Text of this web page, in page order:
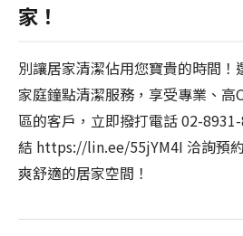
家！
別讓居家清潔佔用您寶貴的時間！
家庭鐘點清潔服務，享受專業、高
區的客戶，立即撥打電話 02-
結 https://lin.ee/55jYM4I 洽詢預
爽舒適的居家空間！